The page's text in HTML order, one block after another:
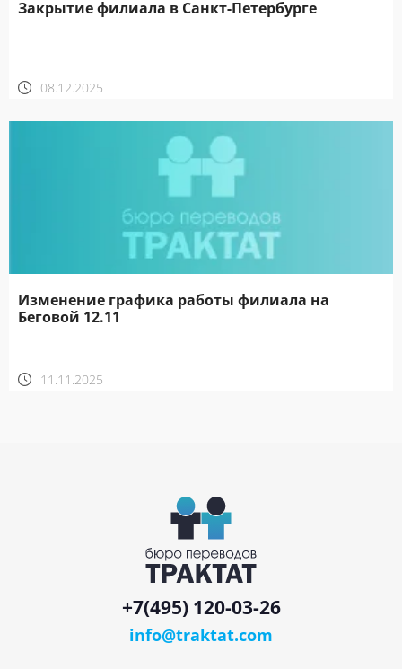
Закрытие филиала в Санкт-Петербурге
08.12.2025
Изменение графика работы филиала на
Беговой 12.11
11.11.2025
+7(495) 120-03-26
info@traktat.com